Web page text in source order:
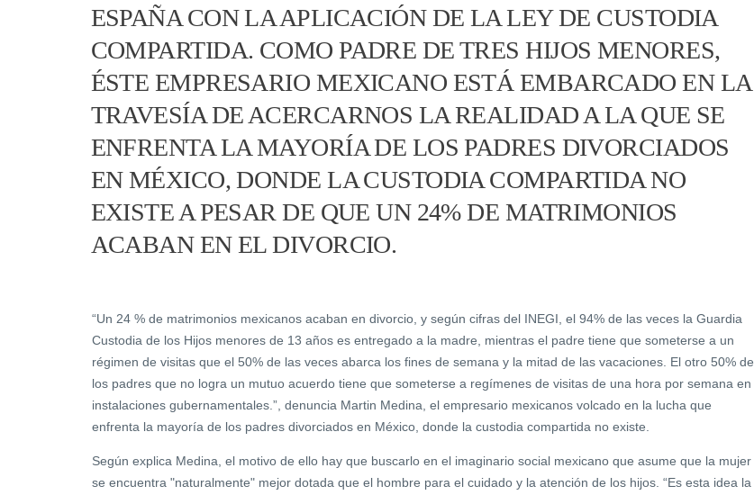
ESPAÑA CON LA APLICACIÓN DE LA LEY DE CUSTODIA
COMPARTIDA. COMO PADRE DE TRES HIJOS MENORES,
ÉSTE EMPRESARIO MEXICANO ESTÁ EMBARCADO EN LA
TRAVESÍA DE ACERCARNOS LA REALIDAD A LA QUE SE
ENFRENTA LA MAYORÍA DE LOS PADRES DIVORCIADOS
EN MÉXICO, DONDE LA CUSTODIA COMPARTIDA NO
EXISTE A PESAR DE QUE UN 24% DE MATRIMONIOS
ACABAN EN EL DIVORCIO.
“Un 24 % de matrimonios mexicanos acaban en divorcio, y según cifras del INEGI, el 94% de las veces la Guardia
Custodia de los Hijos menores de 13 años es entregado a la madre, mientras el padre tiene que someterse a un
régimen de visitas que el 50% de las veces abarca los fines de semana y la mitad de las vacaciones. El otro 50% de
los padres que no logra un mutuo acuerdo tiene que someterse a regímenes de visitas de una hora por semana en
instalaciones gubernamentales.”, denuncia Martin Medina, el empresario mexicanos volcado en la lucha que
enfrenta la mayoría de los padres divorciados en México, donde la custodia compartida no existe.
Según explica Medina, el motivo de ello hay que buscarlo en el imaginario social mexicano que asume que la mujer
se encuentra "naturalmente" mejor dotada que el hombre para el cuidado y la atención de los hijos. “Es esta idea la